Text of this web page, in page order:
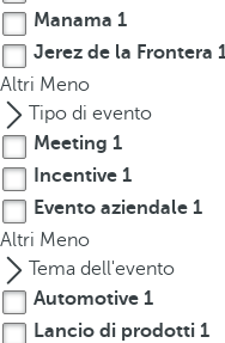
a
v
i
g
a
t
e
t
o
t
h
Manama 1
Jerez de la Frontera
Altri Meno
Tipo di evento
Meeting 1
Incentive 1
Evento aziendale 1
Altri Meno
Tema dell'evento
Automotive 1
Lancio di prodotti 1